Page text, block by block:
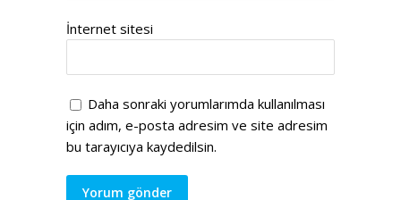
İnternet sitesi
Daha sonraki yorumlarımda kullanılması
için adım, e-posta adresim ve site adresim
bu tarayıcıya kaydedilsin.